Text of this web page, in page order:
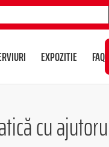
EXPOZITIE FAQ
cu